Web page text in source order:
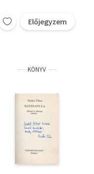
Előjegyzem
KÖNYV